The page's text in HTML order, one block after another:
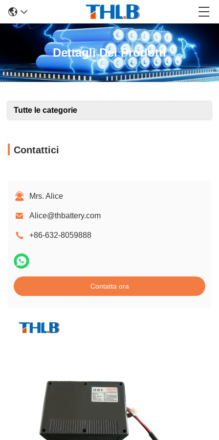
Dettagli Dei Prodotti
Tutte le categorie
Contattici
Mrs. Alice
Alice@thbattery.com
+86-632-8059888
Contatta ora